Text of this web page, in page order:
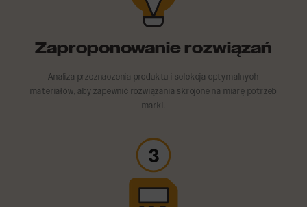
Zaproponowanie rozwiązań
Analiza przeznaczenia produktu i selekcja optymalnych
materiałów, aby zapewnić rozwiązania skrojone na miarę potrzeb
marki.